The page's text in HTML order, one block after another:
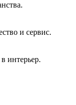
и сервис.
интерьер.